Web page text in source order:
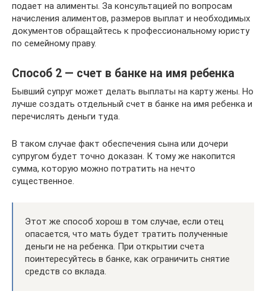
подает на алименты. За консультацией по вопросам
начисления алиментов, размеров выплат и необходимых
документов обращайтесь к профессиональному юристу
по семейному праву.
Способ 2 — счет в банке на имя ребенка
Бывший супруг может делать выплаты на карту жены. Но
лучше создать отдельный счет в банке на имя ребенка и
перечислять деньги туда.
В таком случае факт обеспечения сына или дочери
супругом будет точно доказан. К тому же накопится
сумма, которую можно потратить на нечто
существенное.
Этот же способ хорош в том случае, если отец
опасается, что мать будет тратить полученные
деньги не на ребенка. При открытии счета
поинтересуйтесь в банке, как ограничить снятие
средств со вклада.